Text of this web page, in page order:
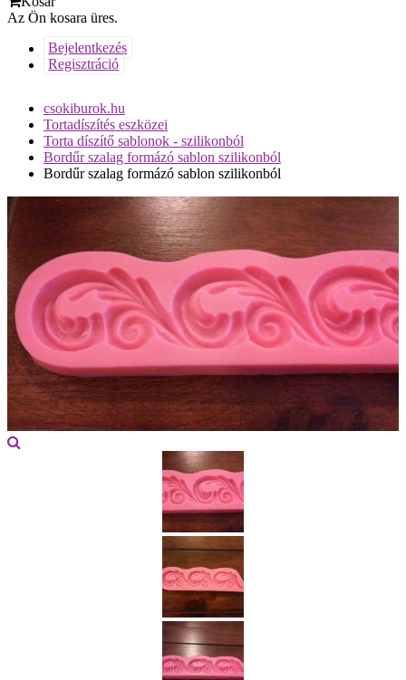
Az Ön kosara üres.
Bejelentkezés
Regisztráció
csokiburok.hu
Tortadíszítés eszközei
Torta díszítő sablonok - szilikonból
Bordűr szalag formázó sablon szilikonból
Bordűr szalag formázó sablon szilikonból